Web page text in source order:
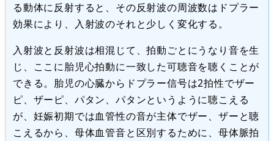
る動体に反射すると、その反射波の周波数はドプラー
効果により、入射波のそれと少しく変化する。
入射波と反射波は相混じて、拍動ごとにうなり音を生
じ、ここに胎児心拍動に一致した可聴音を聴くことが
できる。胎児の心臓からドプラー信号は2拍性でザー
ピ、ザーピ、パタン、パタンというように聴こえる
が、妊娠初期では血管性の音が主体でザー、ザーと聴
こえるから、母体血管音と区別するために、母体脈拍